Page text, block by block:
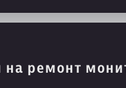
на ремонт